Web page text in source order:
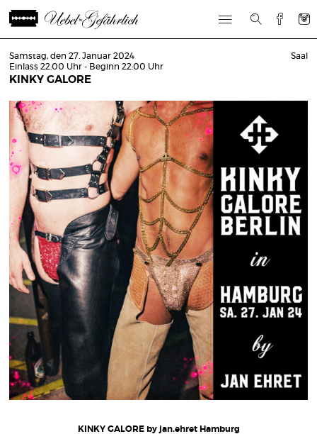
Samstag, den 27. Januar 2024
Einlass 22:00 Uhr - Beginn 22:00 Uhr
KINKY GALORE
Saal
KINKY GALORE by jan.ehret Hamburg